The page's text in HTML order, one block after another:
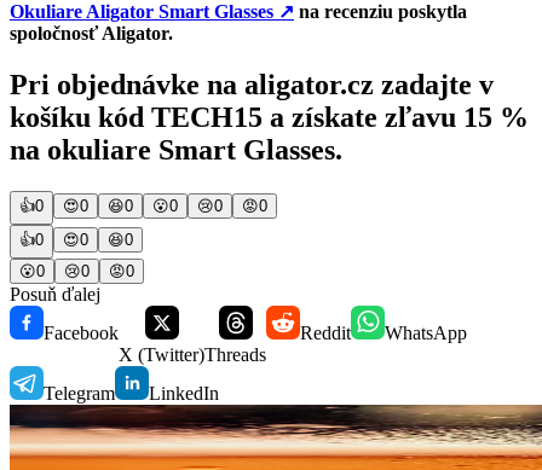
Okuliare Aligator Smart Glasses ↗ na recenziu poskytla
spoločnosť Aligator.
Pri objednávke na aligator.cz zadajte v
košíku kód TECH15 a získate zľavu 15 %
na okuliare Smart Glasses.
👍0 😍0 😆0 😮0 😢0 😡0
👍0 😍0 😆0
😮0 😢0 😡0
Posuň ďalej
Facebook
X (Twitter)Threads
Reddit WhatsApp
Telegram LinkedIn